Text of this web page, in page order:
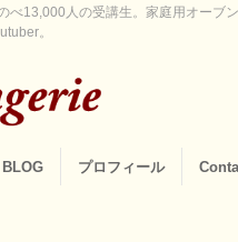
べ13,000人の受講生。家庭用オー
。
BLOG プロフィール